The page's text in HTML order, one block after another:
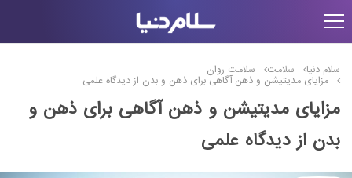
سلام دنیا سلامت سلامت روان
مزایای مدیتیشن و ذهن آگاهی برای ذهن و بدن از دیدگاه علمی
مزایای مدیتیشن و ذهن آگاهی برای ذهن و
بدن از دیدگاه علمی